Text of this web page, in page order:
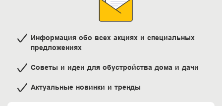
Информация обо всех акциях и специальных
предложениях
Советы и идеи для обустройства дома и дачи
Актуальные новинки и тренды